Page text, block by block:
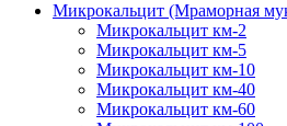
Микрокальцит (Мраморная
Микрокальцит км-2
Микрокальцит км-5
Микрокальцит км-10
Микрокальцит км-40
Микрокальцит км-60